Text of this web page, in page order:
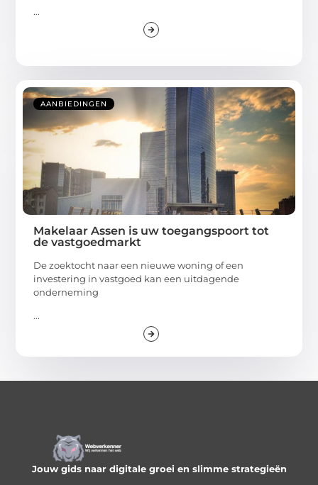
...
AANBIEDINGEN
Makelaar Assen is uw toegangspoort tot
de vastgoedmarkt
De zoektocht naar een nieuwe woning of een
investering in vastgoed kan een uitdagende
onderneming
...
Jouw gids naar digitale groei en slimme strategieën